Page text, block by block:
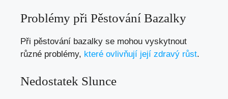
Problémy při Pěstování Bazalky
Při pěstování bazalky se mohou vyskytnout
různé problémy, které ovlivňují její zdravý růst.
Nedostatek Slunce